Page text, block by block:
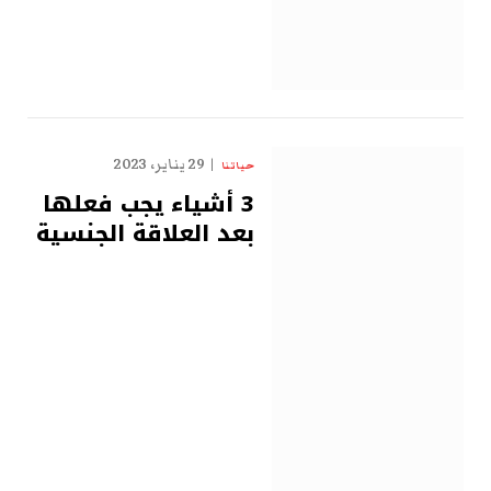
حياتنا 29 يناير، 2023
3 أشياء يجب فعلها
بعد العلاقة الجنسية